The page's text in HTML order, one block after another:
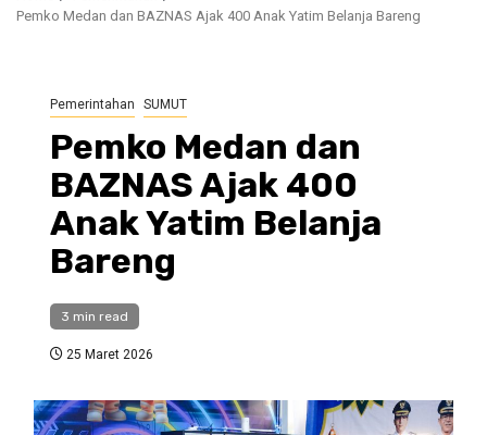
Pemko Medan dan BAZNAS Ajak 400 Anak Yatim Belanja Bareng
Pemerintahan SUMUT
Pemko Medan dan
BAZNAS Ajak 400
Anak Yatim Belanja
Bareng
3 min read
25 Maret 2026